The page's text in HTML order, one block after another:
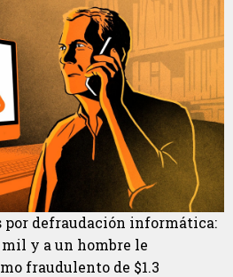
por defraudación informática:
y a un hombre le
fraudulento de $1.3